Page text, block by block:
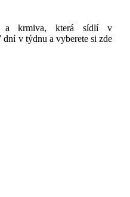
a krmiva, která sídlí v
dní v týdnu a vyberete si zde